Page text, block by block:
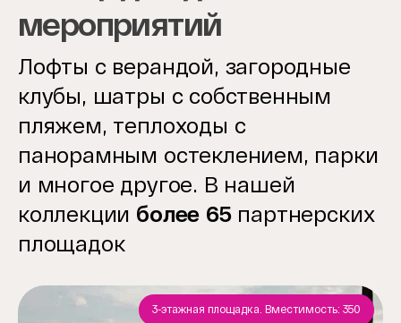
мероприятий
Лофты с верандой, загородные
клубы, шатры с собственным
пляжем, теплоходы с
панорамным остеклением, парки
и многое другое. В нашей
коллекции более 65партнерских
площадок
3-этажная площадка. Вместимость: 350